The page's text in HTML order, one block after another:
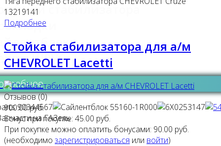
стабилизатора
ШРУС
13219141
Подробнее
Стойка стабилизатора для а/м
CHEVROLET Lacetti
Отзывов (0)
900.00 руб.
Бонус при покупке: 45.00 руб.
При покупке можно оплатить бонусами: 90.00 руб.
(необходимо зарегистрироваться или войти)